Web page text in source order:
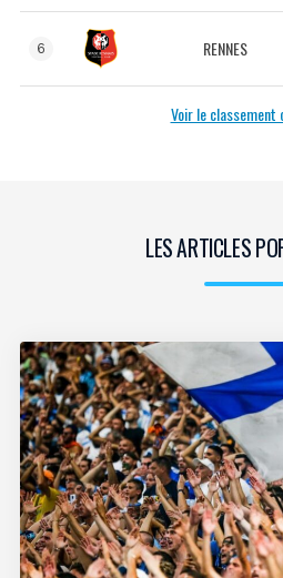
6 RENNES
Voir le classement
LES ARTICLES